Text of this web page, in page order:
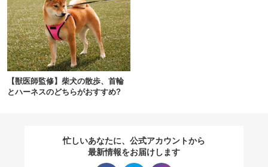
【獣医師監修】柴犬の散歩、首輪
とハーネスのどちらがおすすめ?
忙しいあなたに、公式アカウントから
最新情報をお届けします
いぬ部をフォロー
アプリをダウンロードする